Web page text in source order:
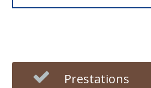
Prestations